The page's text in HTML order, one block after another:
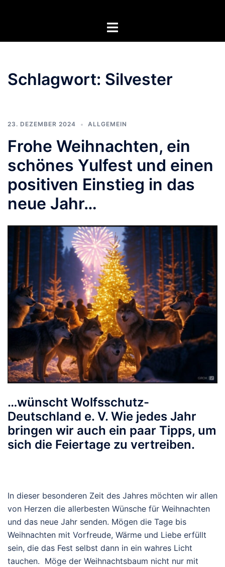
Menü
Schlagwort: Silvester
23. DEZEMBER 2024 ALLGEMEIN
Frohe Weihnachten, ein
schönes Yulfest und einen
positiven Einstieg in das
neue Jahr…
…wünscht Wolfsschutz-
Deutschland e. V. Wie jedes Jahr
bringen wir auch ein paar Tipps, um
sich die Feiertage zu vertreiben.
In dieser besonderen Zeit des Jahres möchten wir allen
von Herzen die allerbesten Wünsche für Weihnachten
und das neue Jahr senden. Mögen die Tage bis
Weihnachten mit Vorfreude, Wärme und Liebe erfüllt
sein, die das Fest selbst dann in ein wahres Licht
tauchen. Möge der Weihnachtsbaum nicht nur mit